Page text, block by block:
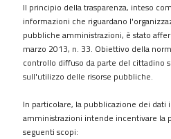
Enti
controllati
Attività
e
procedimenti
Controlli
sulle
Il principio della trasparenza, inteso
informazioni che riguardano
pubbliche amministrazioni, è stato
marzo 2013, n. 33. Obiettivo della
controllo diffuso da parte del cittadino
sull'utilizzo delle risorse pubbliche.
In particolare, la pubblicazione dei dati
amministrazioni intende incentivare la
seguenti scopi: